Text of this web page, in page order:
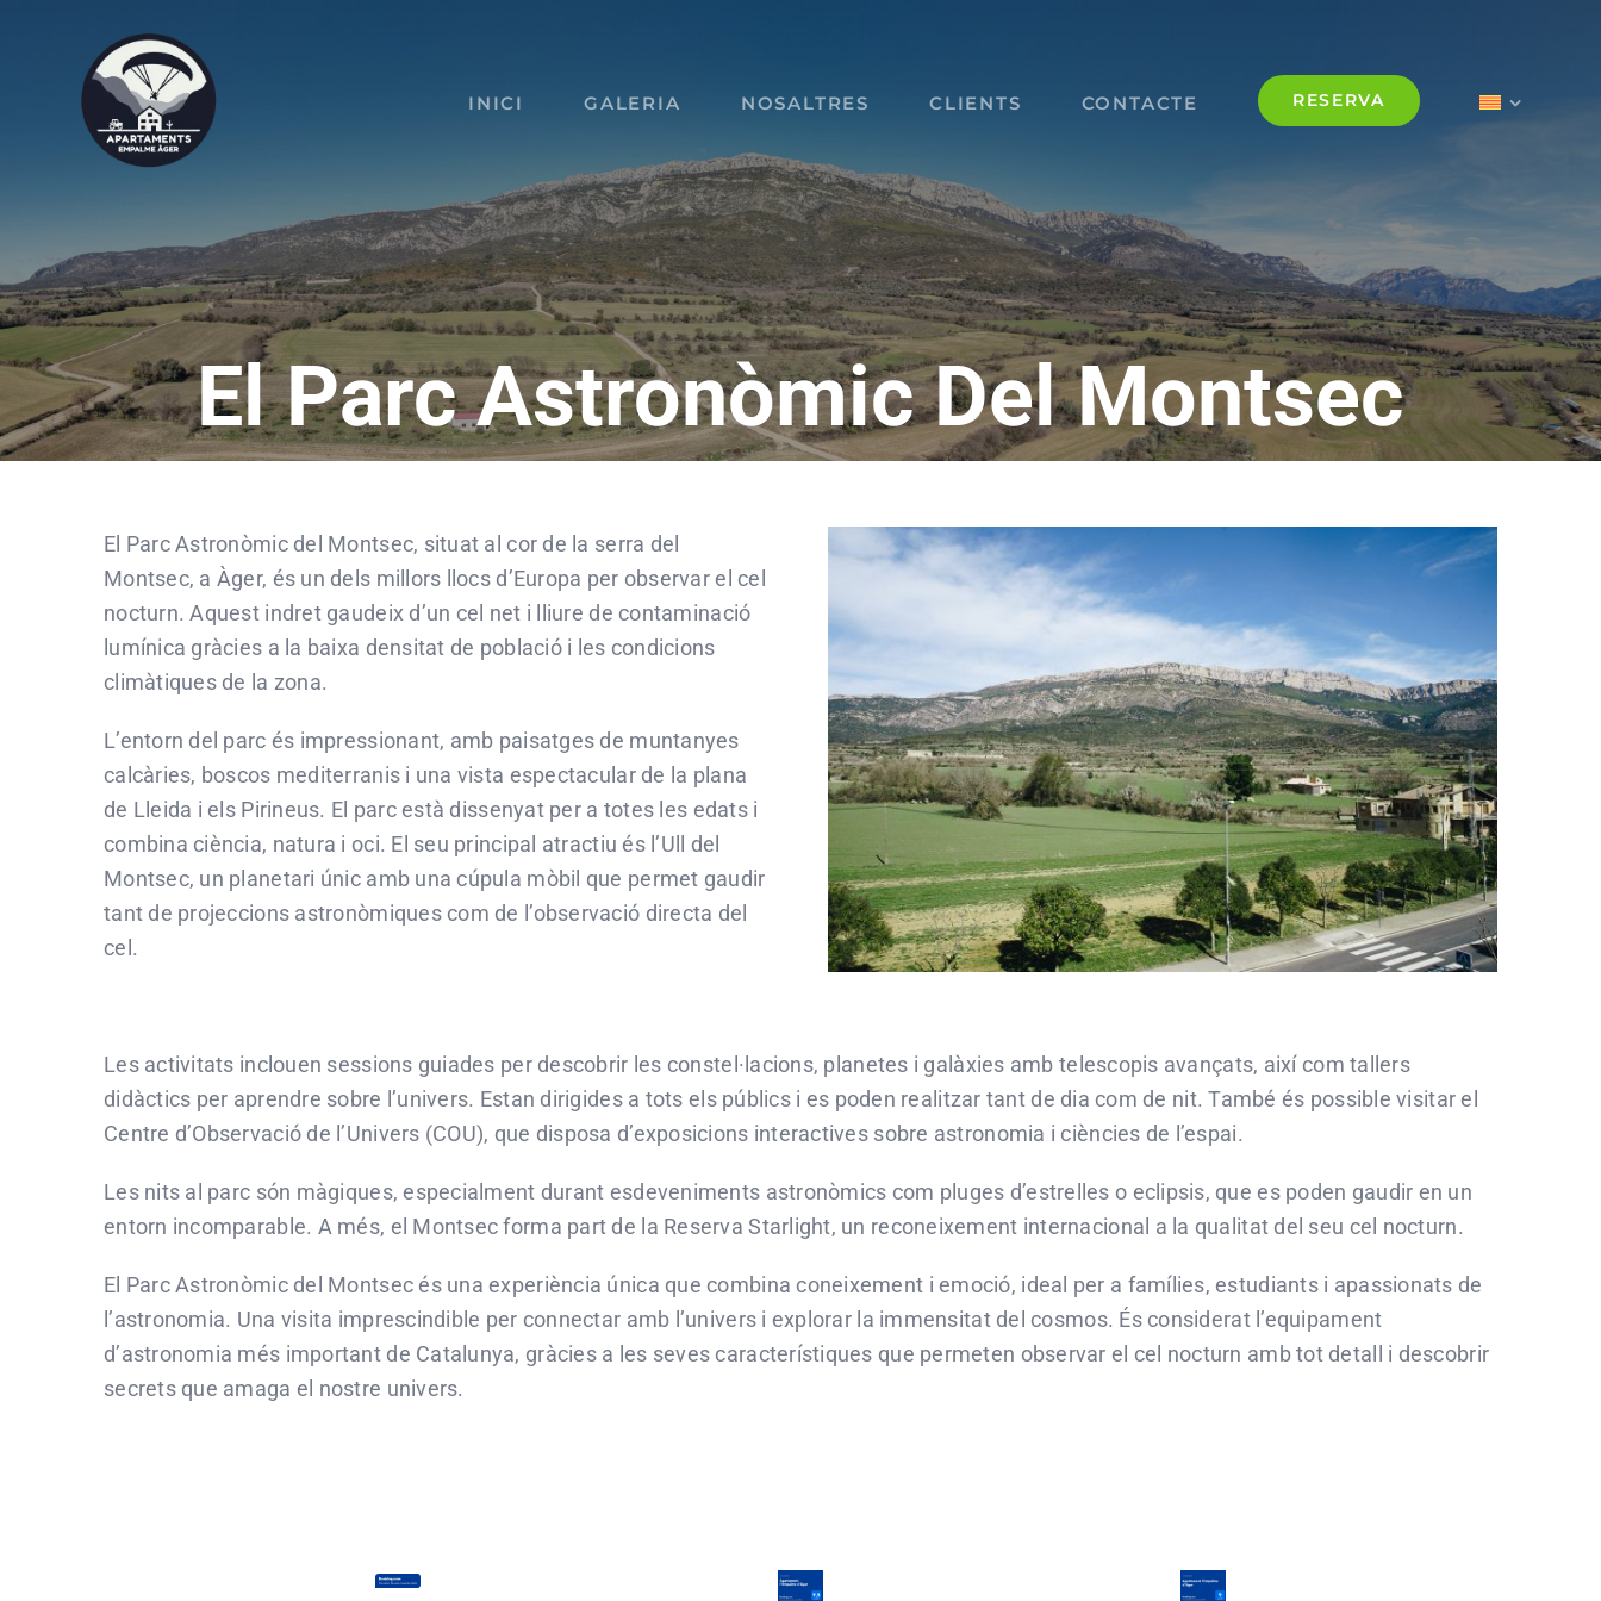
INICI GALERIA NOSALTRES CLIENTS CONTACTE RESERVA
El Parc Astronòmic Del Montsec
El Parc Astronòmic del Montsec, situat al cor de la serra del
Montsec, a Àger, és un dels millors llocs d’Europa per observar el cel
nocturn. Aquest indret gaudeix d’un cel net i lliure de contaminació
lumínica gràcies a la baixa densitat de població i les condicions
climàtiques de la zona.
L’entorn del parc és impressionant, amb paisatges de muntanyes
calcàries, boscos mediterranis i una vista espectacular de la plana
de Lleida i els Pirineus. El parc està dissenyat per a totes les edats i
combina ciència, natura i oci. El seu principal atractiu és l’Ull del
Montsec, un planetari únic amb una cúpula mòbil que permet gaudir
tant de projeccions astronòmiques com de l’observació directa del
cel.
Les activitats inclouen sessions guiades per descobrir les constel·lacions, planetes i galàxies amb telescopis avançats, així com tallers
didàctics per aprendre sobre l’univers. Estan dirigides a tots els públics i es poden realitzar tant de dia com de nit. També és possible visitar el
Centre d’Observació de l’Univers (COU), que disposa d’exposicions interactives sobre astronomia i ciències de l’espai.
Les nits al parc són màgiques, especialment durant esdeveniments astronòmics com pluges d’estrelles o eclipsis, que es poden gaudir en un
entorn incomparable. A més, el Montsec forma part de la Reserva Starlight, un reconeixement internacional a la qualitat del seu cel nocturn.
El Parc Astronòmic del Montsec és una experiència única que combina coneixement i emoció, ideal per a famílies, estudiants i apassionats de
l’astronomia. Una visita imprescindible per connectar amb l’univers i explorar la immensitat del cosmos. És considerat l’equipament
d’astronomia més important de Catalunya, gràcies a les seves característiques que permeten observar el cel nocturn amb tot detall i descobrir
secrets que amaga el nostre univers.